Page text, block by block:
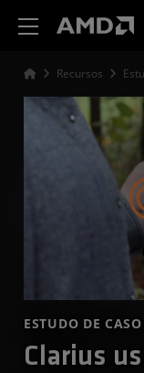
Recursos
ESTUDO DE
Clarius